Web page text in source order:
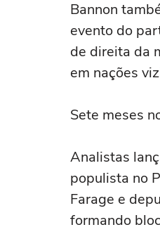
Bannon
evento do
de direita da
em nações
Sete meses
Analistas
populista no
Farage e
formando